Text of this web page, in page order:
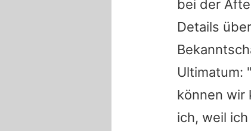
bei der
Details über
Ultimatum:
können wir
ich, weil